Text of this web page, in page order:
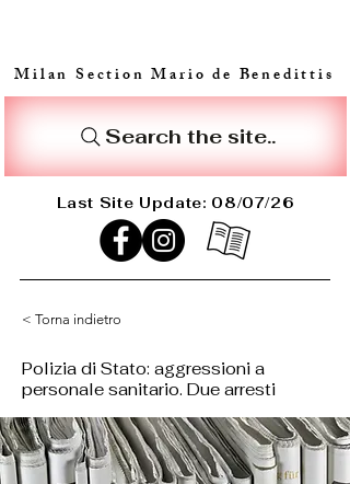
Milan Section Mario de Benedittis
Search the site..
Last Site Update: 08/07/26
< Torna indietro
Polizia di Stato: aggressioni a
personale sanitario. Due arresti